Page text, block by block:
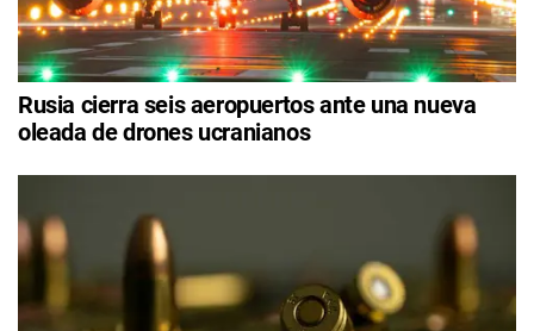
Rusia cierra seis aeropuertos ante una nueva
oleada de drones ucranianos